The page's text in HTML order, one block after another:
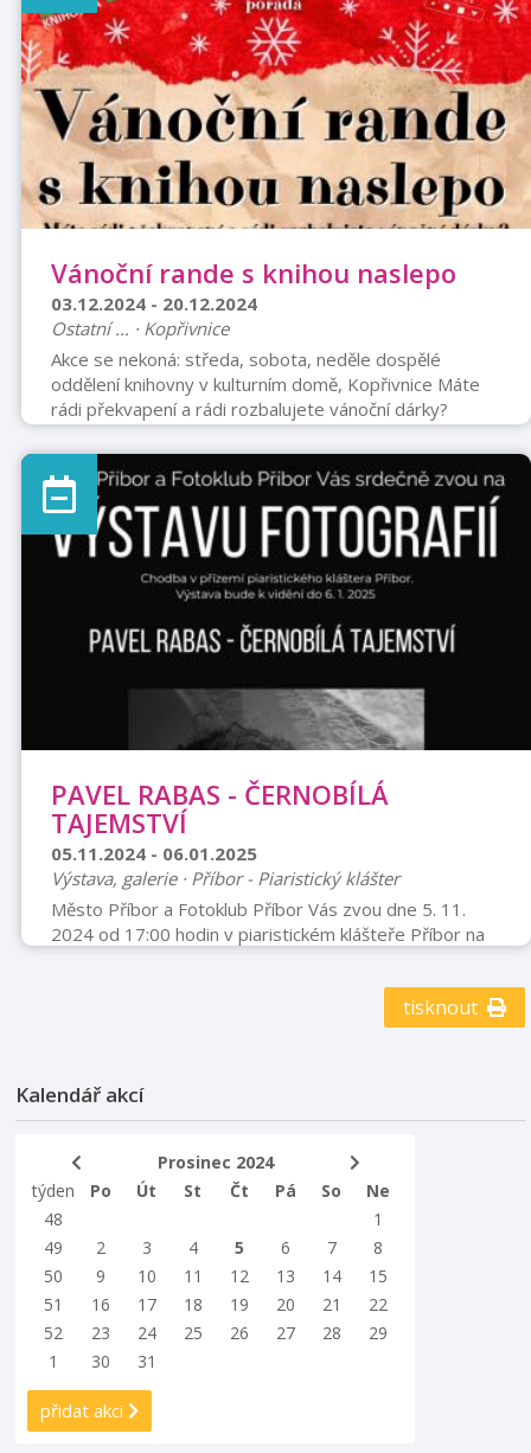
Vánoční rande s knihou naslepo
03.12.2024 - 20.12.2024
Ostatní ... · Kopřivnice
Akce se nekoná: středa, sobota, neděle dospělé
oddělení knihovny v kulturním domě, Kopřivnice Máte
rádi překvapení a rádi rozbalujete vánoční dárky?
Přijďte v prosinci do knihovny! Vánoční balíčky s
neznámou knihou jsou pro vás připraveny k vyzvednutí
a vypůjčení v dospělém oddělení knihovny v kulturním
domě od 2. do 20. prosince. Otevírací doba knihovny:
pondělí, úterý, čtvrtek a pátek v době 7:30-12:00 a
13:00-18:00.
PAVEL RABAS - ČERNOBÍLÁ
TAJEMSTVÍ
05.11.2024 - 06.01.2025
Výstava, galerie · Příbor - Piaristický klášter
Město Příbor a Fotoklub Příbor Vás zvou dne 5. 11.
2024 od 17:00 hodin v piaristickém klášteře Příbor na
tajemství. Výstave je k vidění do 6. 1. 2025. Těšíme se
tisknout
Kalendář akcí
Prosinec 2024
týden
Po Út St Čt Pá So
Ne
48
1
49
2 3 4 5 6 7
8
50
9 10 11 12 13 14
15
51
16 17 18 19 20 21
22
52
23 24 25 26 27 28
29
1
30 31
přidat akci